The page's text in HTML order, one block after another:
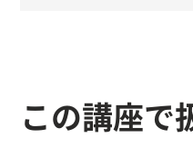
この講座で